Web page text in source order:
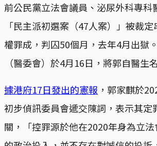
前公民黨立法會議員、泌尿外科專科
「民主派初選案（47人案）」被裁
權罪成，判囚50個月，去年4月出獄
（醫委會）於4月16日，將郭自醫生
據港府17日發出的憲報 ，郭家麒於
初步偵訊委員會遞交陳詞，表示其定
關，「控罪源於他在2020年身為立